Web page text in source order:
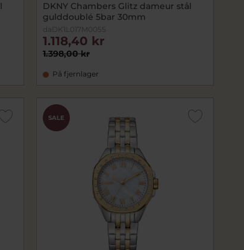
DKNY Chambers Glitz dameur stål
gulddoublé 5bar 30mm
daDK1L017M0055
1.398,00 kr
1.118,40 kr
På fjernlager
SALE